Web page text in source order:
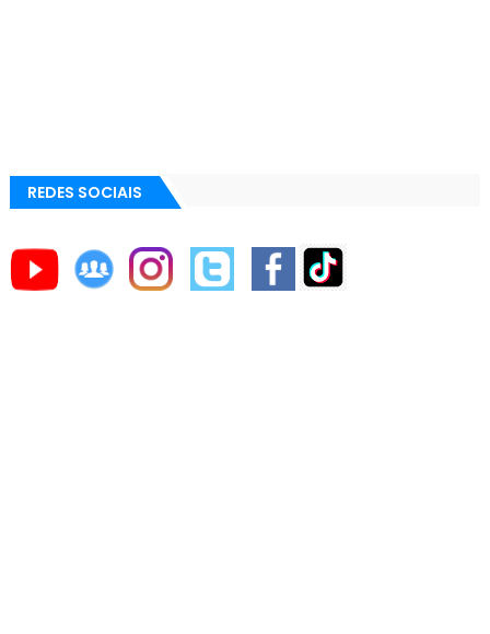
REDES SOCIAIS